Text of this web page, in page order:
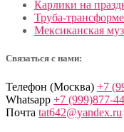
Карлики на
Труба-
Мексиканская
Связаться с нами:
Телефон (Москва) +7
Whatsapp +7 (999)877-
Почта tat642@yandex.ru